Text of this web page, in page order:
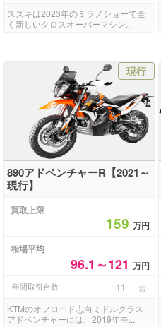
スズキは2023年のミラノショーで全
く新しいクロスオーバーマシン...
現行
890アドベンチャーR【2021～
現行】
買取上限
159万円
相場平均
96.1～121万円
年間取引台数 11 台
KTMのオフロード志向ミドルクラス
アドベンチャーには、2019年モ...